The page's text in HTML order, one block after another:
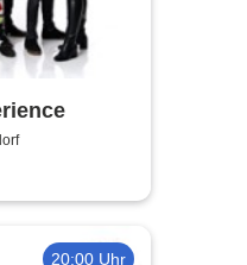
20:00 Uhr